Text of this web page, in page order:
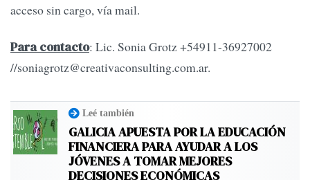
acceso sin cargo, vía mail.
Para contacto: Lic. Sonia Grotz +54911-36927002
//soniagrotz@creativaconsulting.com.ar.
Leé también
GALICIA APUESTA POR LA EDUCACIÓN
FINANCIERA PARA AYUDAR A LOS
JÓVENES A TOMAR MEJORES
DECISIONES ECONÓMICAS